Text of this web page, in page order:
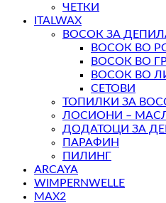
ЧЕТКИ
ITALWAX
ВОСОК ЗА
ВОСОК ВО
ВОСОК ВО
ВОСОК ВО
СЕТОВИ
ТОПИЛКИ ЗА
ЛОСИОНИ –
ДОДАТОЦИ ЗА
ПАРАФИН
ПИЛИНГ
ARCAYA
WIMPERNWELLE
MAX2